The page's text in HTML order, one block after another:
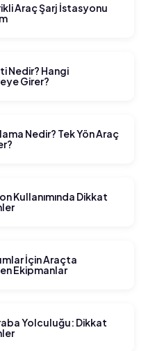
Araç Şarj İstasyonu
Nedir? Hangi
Girer?
Nedir? Tek Yön Araç
Kullanımında Dikkat
İçin Araçta
Ekipmanlar
Yolculuğu: Dikkat